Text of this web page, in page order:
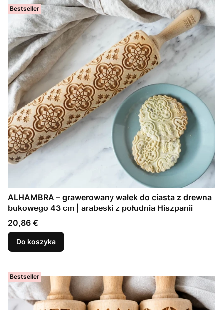
Bestseller
ALHAMBRA – grawerowany wałek do ciasta z drewna
bukowego 43 cm | arabeski z południa Hiszpanii
Cena
20,86 €
Do koszyka
Bestseller